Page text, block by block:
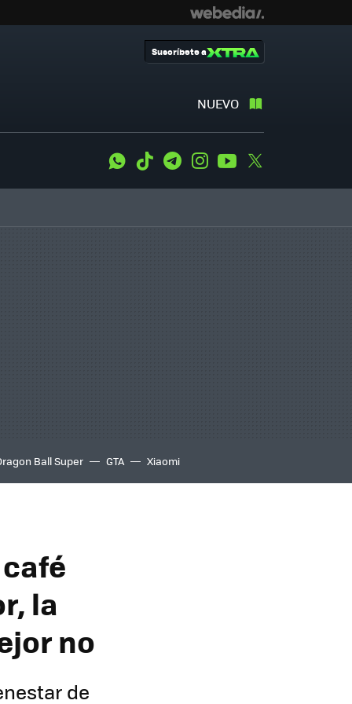
NUEVO
Suscríbete a
WhatsApp
Tiktok TelegramInstagramYoutube
Ball Super GTA Xiaomi
la
no
de